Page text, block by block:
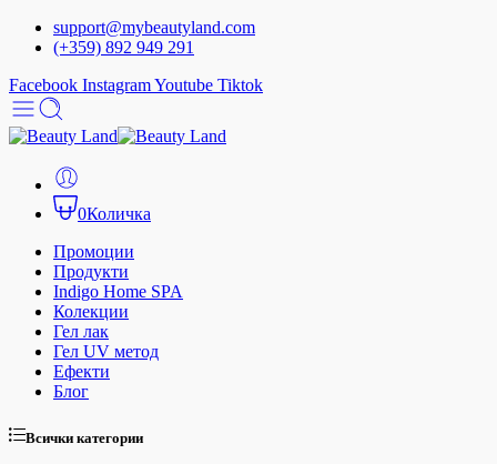
support@mybeautyland.com
(+359) 892 949 291
Facebook InstagramYoutube Tiktok
0Количка
Промоции
Продукти
Indigo Home SPA
Колекции
Гел лак
Гел UV метод
Ефекти
Блог
Всички категории